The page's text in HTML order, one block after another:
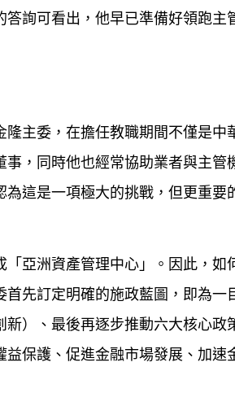
詢可看出，他早已準備好領跑主
主委，在擔任教職期間不僅是中
，同時他也經常協助業者與主管
這是一項極大的挑戰，但更重要
亞洲資產管理中心」。因此，如
先訂定明確的施政藍圖，即為一
新）、最後再逐步推動六大核心政
保護、促進金融市場發展、加速